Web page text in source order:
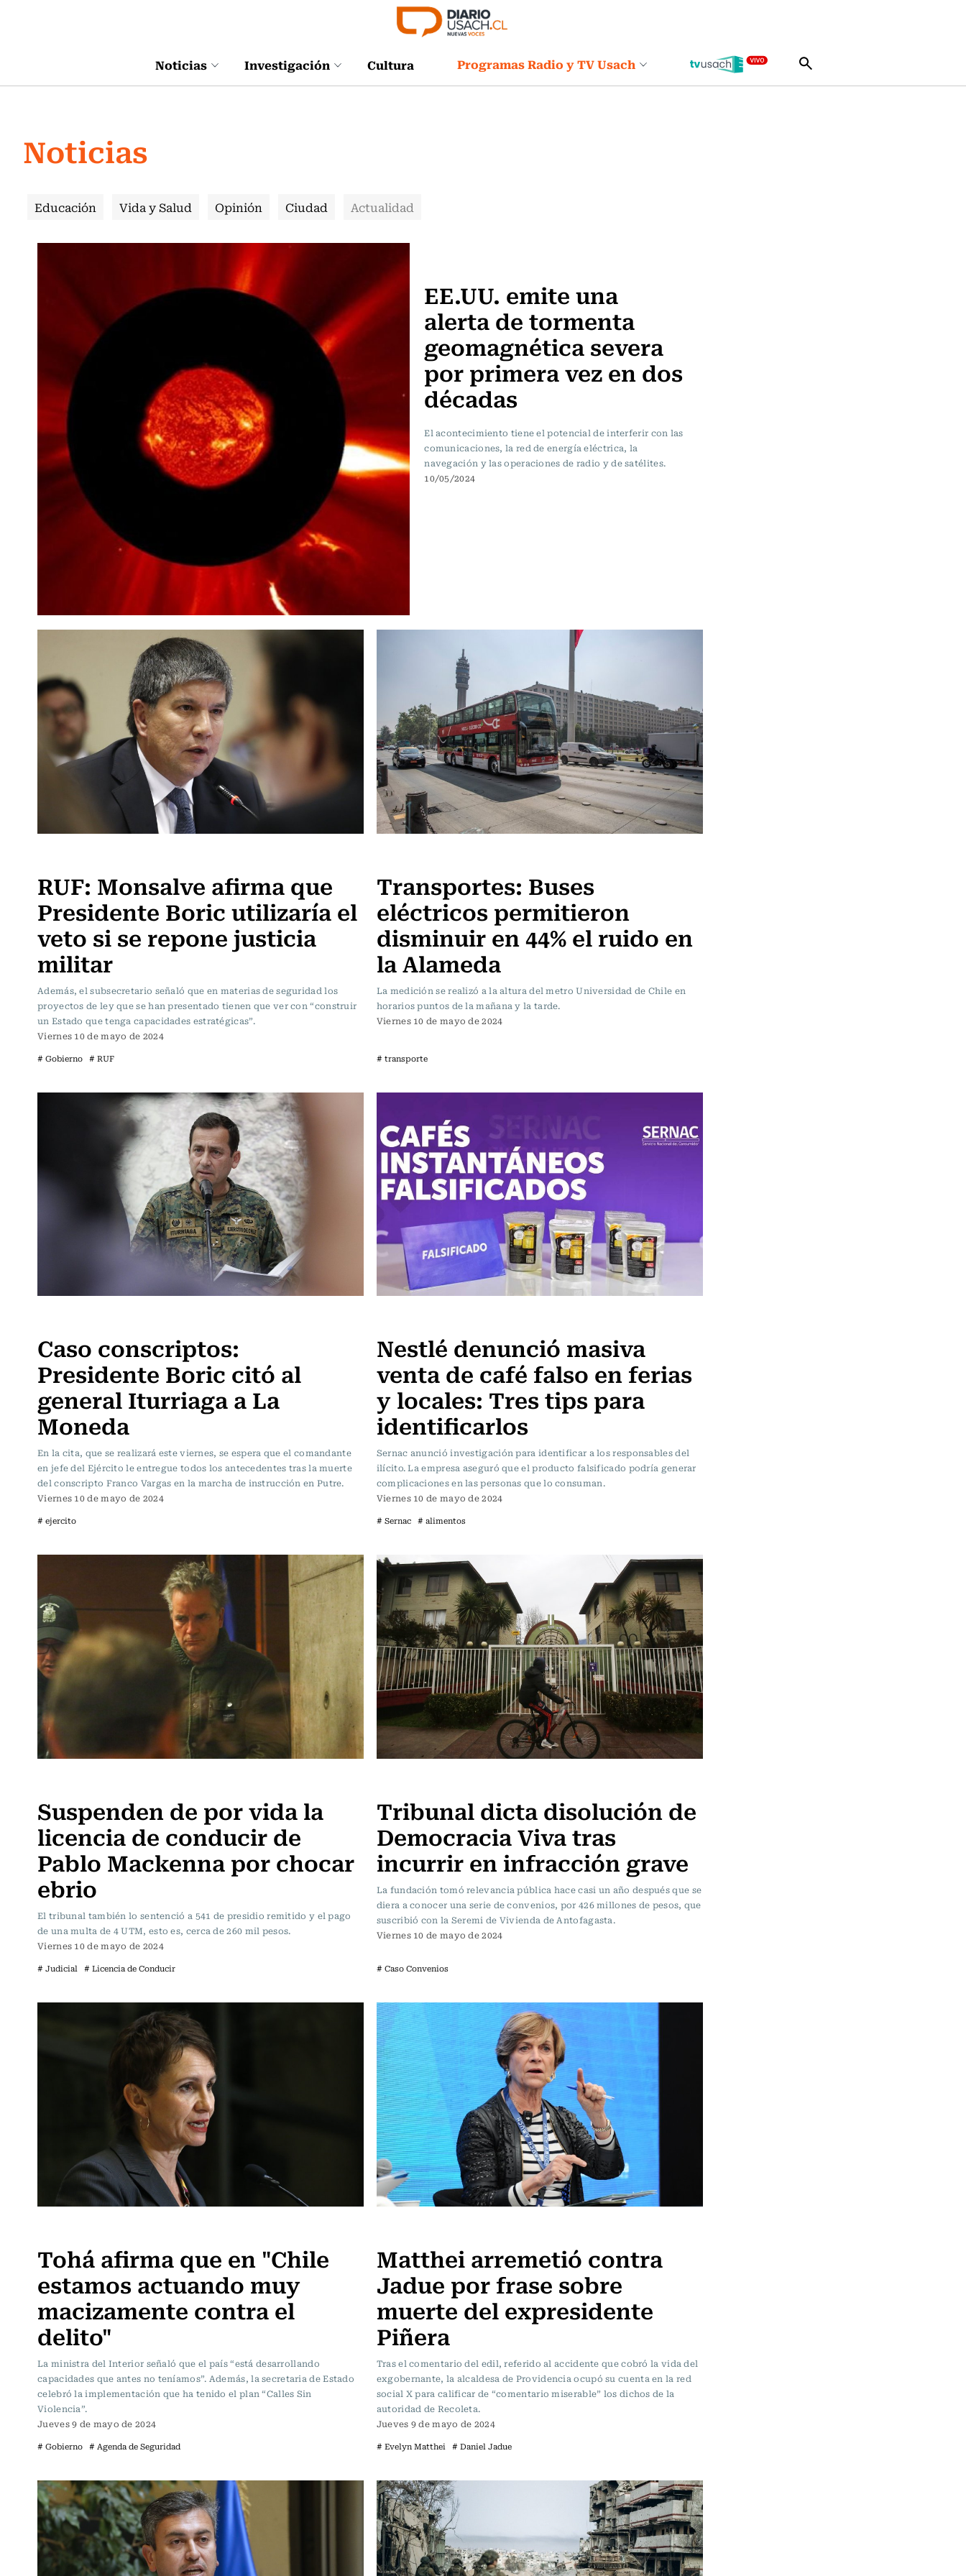
Noticias Investigación Cultura Programas Radio y TV Usach
Noticias
Educación Vida y Salud Opinión Ciudad Actualidad
EE.UU. emite una
alerta de tormenta
geomagnética severa
por primera vez en dos
décadas
El acontecimiento tiene el potencial de interferir con las
comunicaciones, la red de energía eléctrica, la
navegación y las operaciones de radio y de satélites.
10/05/2024
RUF: Monsalve afirma que
Presidente Boric utilizaría el
veto si se repone justicia
militar
Además, el subsecretario señaló que en materias de seguridad los
proyectos de ley que se han presentado tienen que ver con “construir
un Estado que tenga capacidades estratégicas”.
Viernes 10 de mayo de 2024
# Gobierno # RUF
Transportes: Buses
eléctricos permitieron
disminuir en 44% el ruido en
la Alameda
La medición se realizó a la altura del metro Universidad de Chile en
horarios puntos de la mañana y la tarde.
Viernes 10 de mayo de 2024
# transporte
Caso conscriptos:
Presidente Boric citó al
general Iturriaga a La
Moneda
En la cita, que se realizará este viernes, se espera que el comandante
en jefe del Ejército le entregue todos los antecedentes tras la muerte
del conscripto Franco Vargas en la marcha de instrucción en Putre.
Viernes 10 de mayo de 2024
# ejercito
Nestlé denunció masiva
venta de café falso en ferias
y locales: Tres tips para
identificarlos
Sernac anunció investigación para identificar a los responsables del
ilícito. La empresa aseguró que el producto falsificado podría generar
complicaciones en las personas que lo consuman.
Viernes 10 de mayo de 2024
# Sernac # alimentos
Suspenden de por vida la
licencia de conducir de
Pablo Mackenna por chocar
ebrio
El tribunal también lo sentenció a 541 de presidio remitido y el pago
de una multa de 4 UTM, esto es, cerca de 260 mil pesos.
Viernes 10 de mayo de 2024
# Judicial # Licencia de Conducir
Tribunal dicta disolución de
Democracia Viva tras
incurrir en infracción grave
La fundación tomó relevancia pública hace casi un año después que se
diera a conocer una serie de convenios, por 426 millones de pesos, que
suscribió con la Seremi de Vivienda de Antofagasta.
Viernes 10 de mayo de 2024
# Caso Convenios
Tohá afirma que en "Chile
estamos actuando muy
macizamente contra el
delito"
La ministra del Interior señaló que el país “está desarrollando
capacidades que antes no teníamos”. Además, la secretaria de Estado
celebró la implementación que ha tenido el plan “Calles Sin
Violencia”.
Jueves 9 de mayo de 2024
# Gobierno # Agenda de Seguridad
Matthei arremetió contra
Jadue por frase sobre
muerte del expresidente
Piñera
Tras el comentario del edil, referido al accidente que cobró la vida del
exgobernante, la alcaldesa de Providencia ocupó su cuenta en la red
social X para calificar de “comentario miserable” los dichos de la
autoridad de Recoleta.
Jueves 9 de mayo de 2024
# Evelyn Matthei # Daniel Jadue